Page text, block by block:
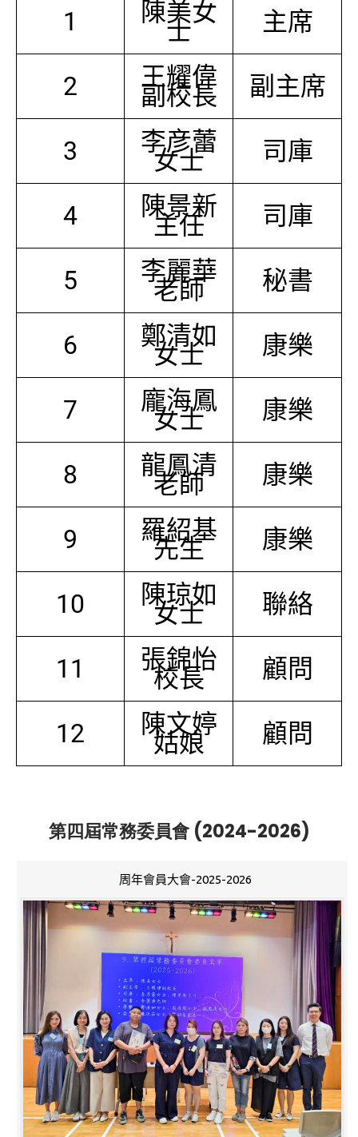
1
陳美女
士 主席
2 王耀偉
副校長 副主席
3 李彦蕾
女士 司庫
4 陳景新
主任 司庫
5 李麗華
老師 秘書
6 鄭清如
女士 康樂
7 龐海鳳
女士 康樂
8 龍鳳清
老師 康樂
9 羅紹基
先生 康樂
10 陳琼如
女士 聯絡
11 張錦怡
校長 顧問
12 陳文婷
姑娘 顧問
第四屆常務委員會 (2024-2026)
周年會員大會-2025-2026